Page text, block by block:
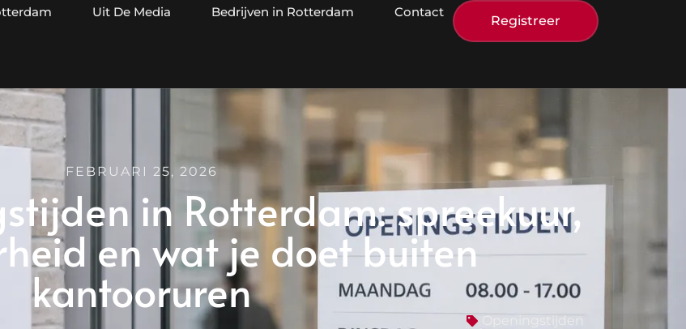
Uit De Media Bedrijven in Rotterdam Contact
Registreer
FEBRUARI 25, 2026
in Rotterdam: spreekuur,
en wat je doet buiten
kantooruren
Openingstijden